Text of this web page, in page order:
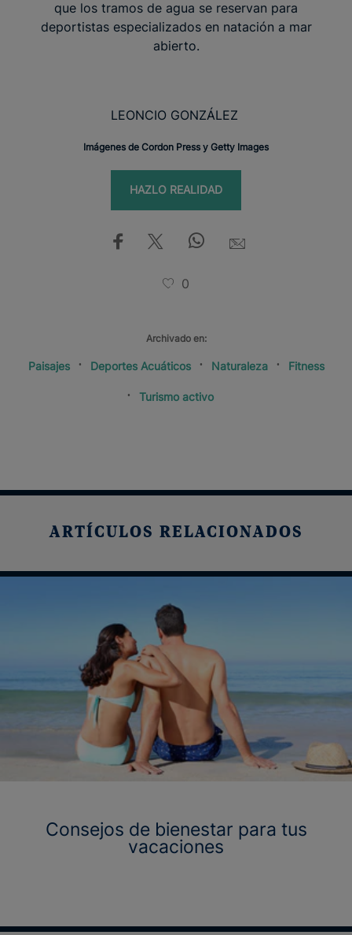
que los tramos de agua se reservan para
deportistas especializados en natación a mar
abierto.
LEONCIO GONZÁLEZ
Imágenes de Cordon Press y Getty Images
HAZLO REALIDAD
0
Archivado en:
Paisajes Deportes Acuáticos Naturaleza Fitness
Turismo activo
ARTÍCULOS RELACIONADOS
Consejos de bienestar para tus
vacaciones